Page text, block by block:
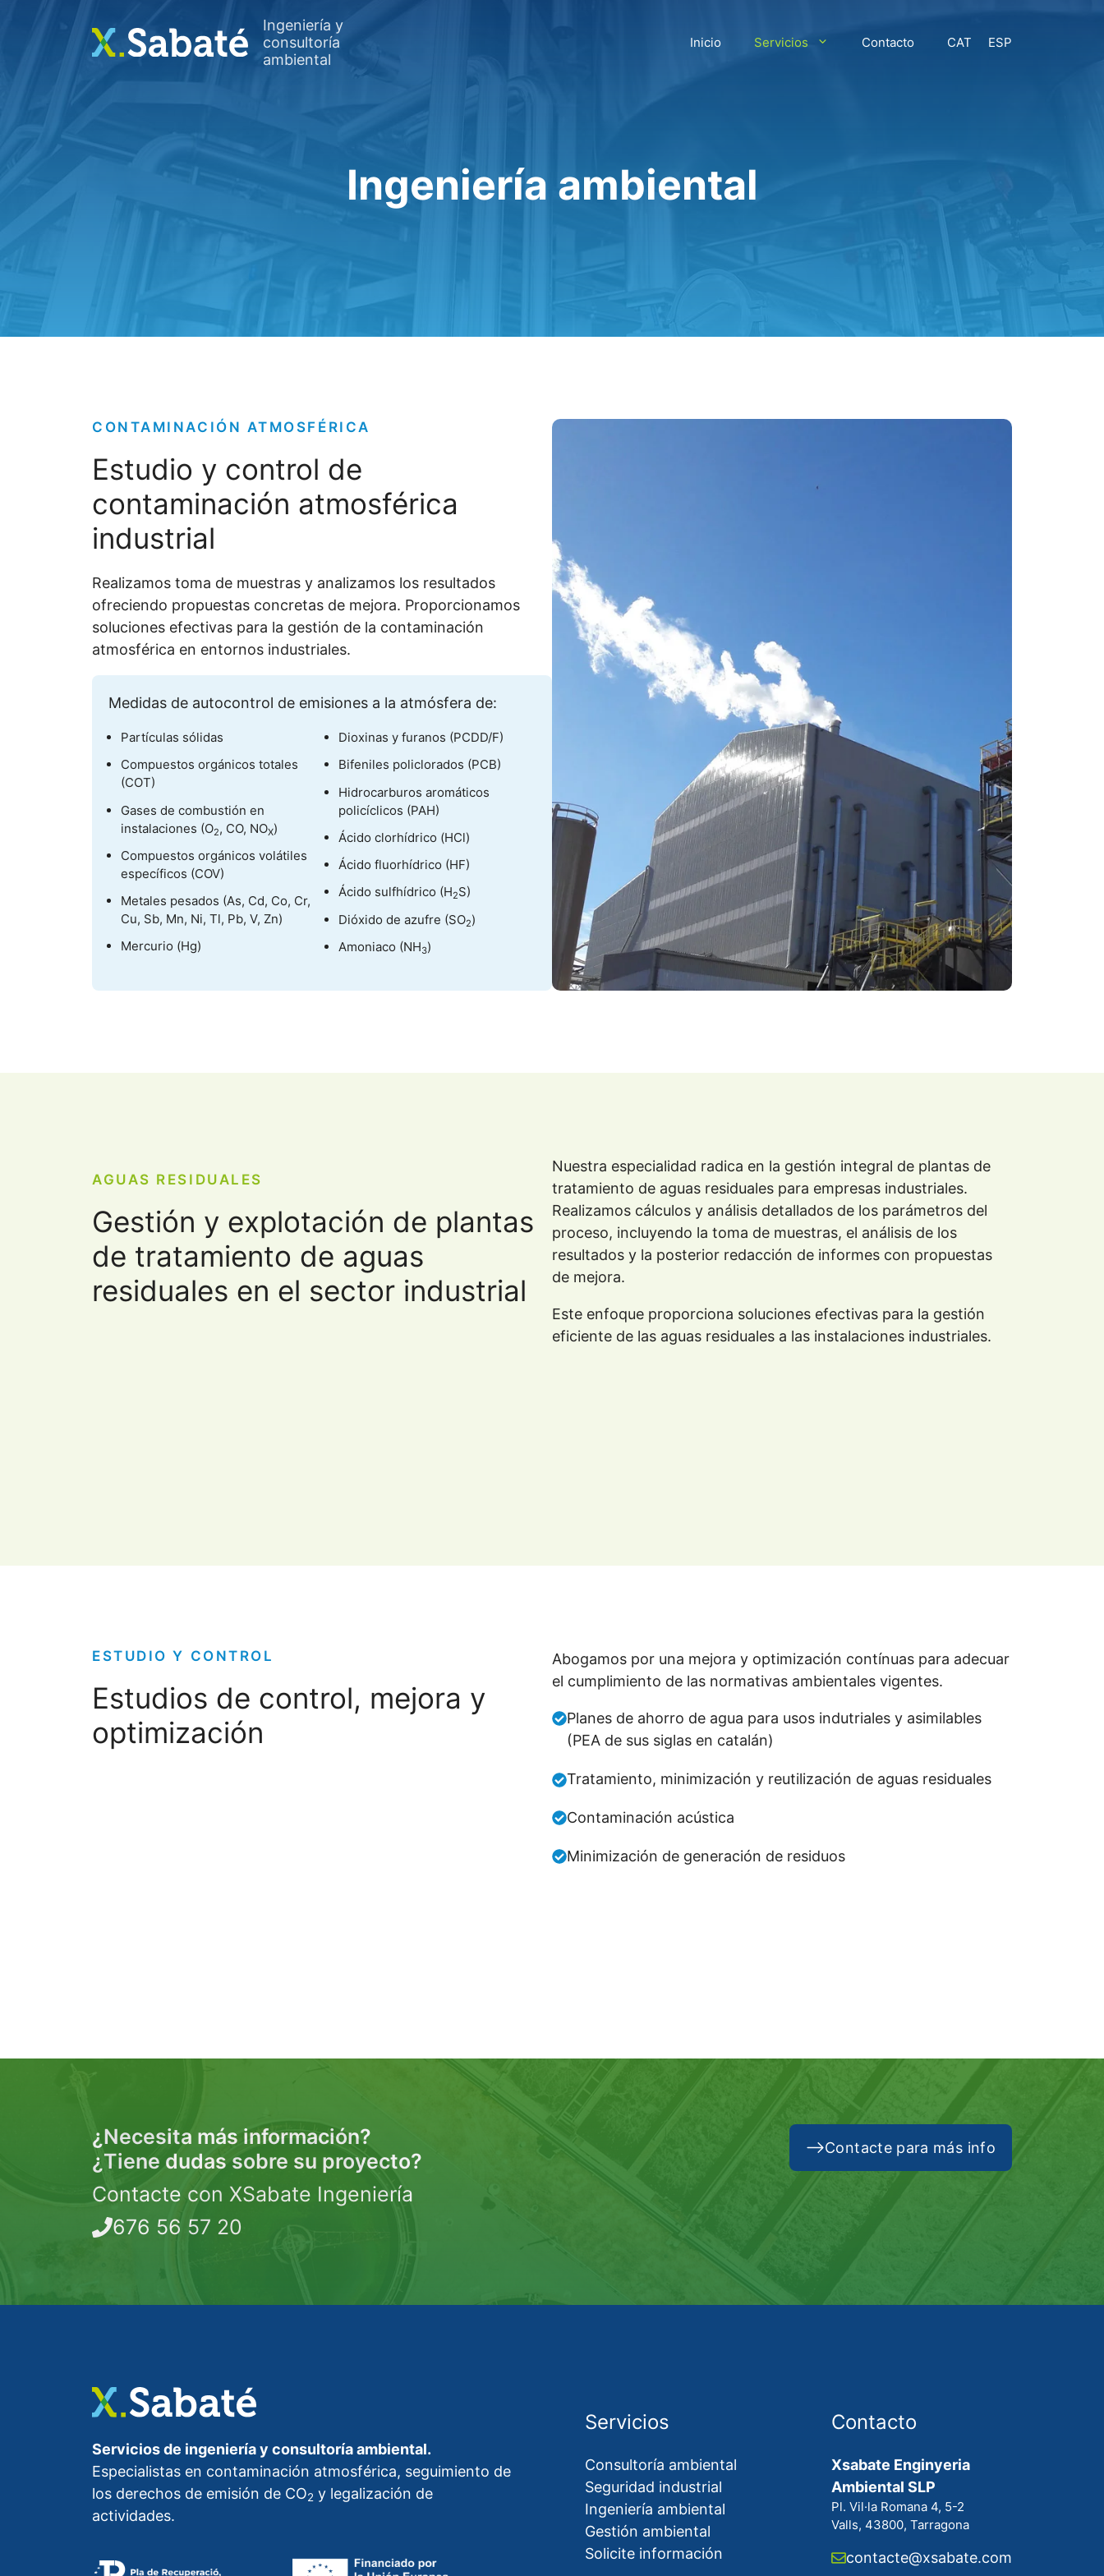
Ingeniería y
consultoría
ambiental
Inicio Servicios Contacto CAT ESP
Ingeniería ambiental
CONTAMINACIÓN ATMOSFÉRICA
Estudio y control de
contaminación atmosférica
industrial
Realizamos toma de muestras y analizamos los resultados
ofreciendo propuestas concretas de mejora. Proporcionamos
soluciones efectivas para la gestión de la contaminación
atmosférica en entornos industriales.
Medidas de autocontrol de emisiones a la atmósfera de:
Partículas sólidas
Compuestos orgánicos totales
(COT)
Gases de combustión en
instalaciones (O2, CO, NOX)
Compuestos orgánicos volátiles
específicos (COV)
Metales pesados (As, Cd, Co, Cr,
Cu, Sb, Mn, Ni, Tl, Pb, V, Zn)
Mercurio (Hg)
Dioxinas y furanos (PCDD/F)
Bifeniles policlorados (PCB)
Hidrocarburos aromáticos
policíclicos (PAH)
Ácido clorhídrico (HCl)
Ácido fluorhídrico (HF)
Ácido sulfhídrico (H2S)
Dióxido de azufre (SO2)
Amoniaco (NH3)
AGUAS RESIDUALES
Gestión y explotación de plantas
de tratamiento de aguas
residuales en el sector industrial
Nuestra especialidad radica en la gestión integral de plantas de
tratamiento de aguas residuales para empresas industriales.
Realizamos cálculos y análisis detallados de los parámetros del
proceso, incluyendo la toma de muestras, el análisis de los
resultados y la posterior redacción de informes con propuestas
de mejora.
Este enfoque proporciona soluciones efectivas para la gestión
eficiente de las aguas residuales a las instalaciones industriales.
ESTUDIO Y CONTROL
Estudios de control, mejora y
optimización
Abogamos por una mejora y optimización contínuas para adecuar
el cumplimiento de las normativas ambientales vigentes.
Planes de ahorro de agua para usos indutriales y asimilables
(PEA de sus siglas en catalán)
Tratamiento, minimización y reutilización de aguas residuales
Contaminación acústica
Minimización de generación de residuos
¿Necesita más información?
¿Tiene dudas sobre su proyecto?
Contacte con XSabate Ingeniería
676 56 57 20
Contacte para más info
Servicios de ingeniería y consultoría ambiental.
Especialistas en contaminación atmosférica, seguimiento de
los derechos de emisión de CO2 y legalización de
actividades.
Servicios
Consultoría ambiental
Seguridad industrial
Ingeniería ambiental
Gestión ambiental
Solicite información
Contacto
Xsabate Enginyeria
Ambiental SLP
Pl. Vil·la Romana 4, 5-2
Valls, 43800, Tarragona
contacte@xsabate.com